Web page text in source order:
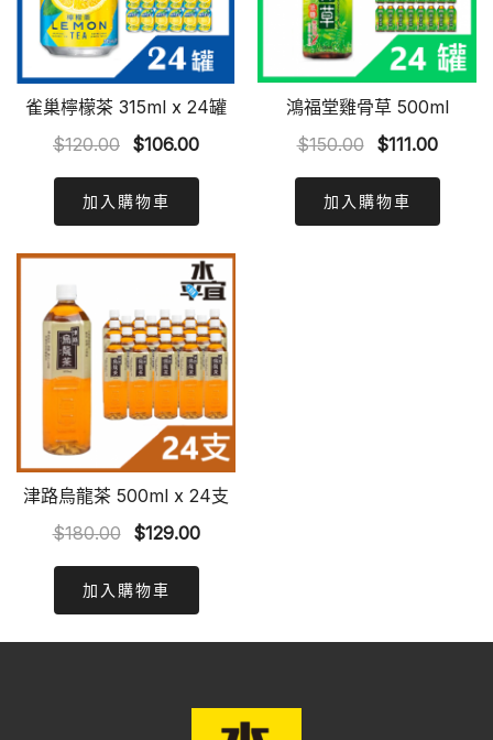
雀巢檸檬茶 315ml x 24罐
$120.00 Original
was:
$120.00.
$106.00Current
$106.00.
加入購物車
鴻福堂雞骨草 500ml
$150.00
Original
was:
$150.00.
$111.00
加入購物車
津路烏龍茶 500ml x 24支
$180.00
Original
was:
$180.00.
$129.00Current
$129.00.
加入購物車